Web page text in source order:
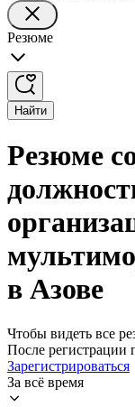
Резюме
Найти
Резюме
в Азове
Чтобы видеть все
После регистрации
Зарегистрироваться
За всё время